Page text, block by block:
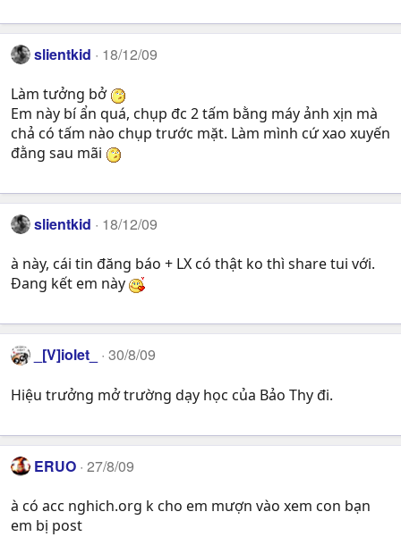
slientkid 18/12/09
Làm tưởng bở
Em này bí ẩn quá, chụp đc 2 tấm bằng máy ảnh xịn mà
chả có tấm nào chụp trước mặt. Làm mình cứ xao xuyến
đằng sau mãi
slientkid 18/12/09
à này, cái tin đăng báo + LX có thật ko thì share tui với.
Đang kết em này
_[V]iolet_ 30/8/09
Hiệu trưởng mở trường dạy học của Bảo Thy đi.
ERUO 27/8/09
à có acc nghich.org k cho em mượn vào xem con bạn
em bị post